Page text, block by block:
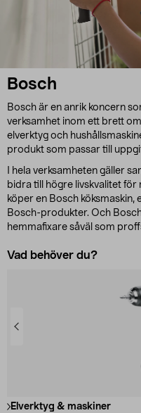
Bosch
Bosch är en anrik koncern
verksamhet inom ett brett
elverktyg och
produkt som passar till
I hela verksamheten gäller
bidra till högre livskvalitet för
köper en Bosch
Bosch-produkter. Och
hemmafixare såväl som
Vad behöver du?
Elverktyg & maskiner